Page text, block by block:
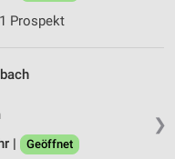
Prospekt
❯
|
Geöffnet